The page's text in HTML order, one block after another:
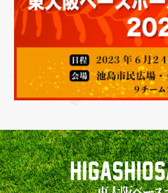
【1年】第１回スーパージュ
選